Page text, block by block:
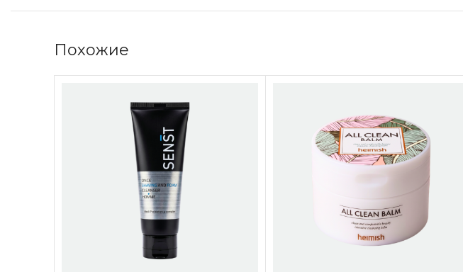
Похожие